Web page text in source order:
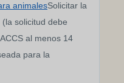
animalesSolicitar la
solicitud debe
al menos 14
para la